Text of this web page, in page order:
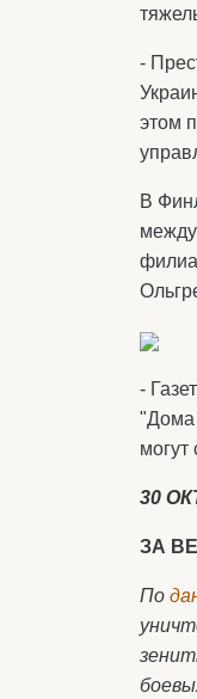
-
этом
В
-
"Дома
могут
30
ЗА
По